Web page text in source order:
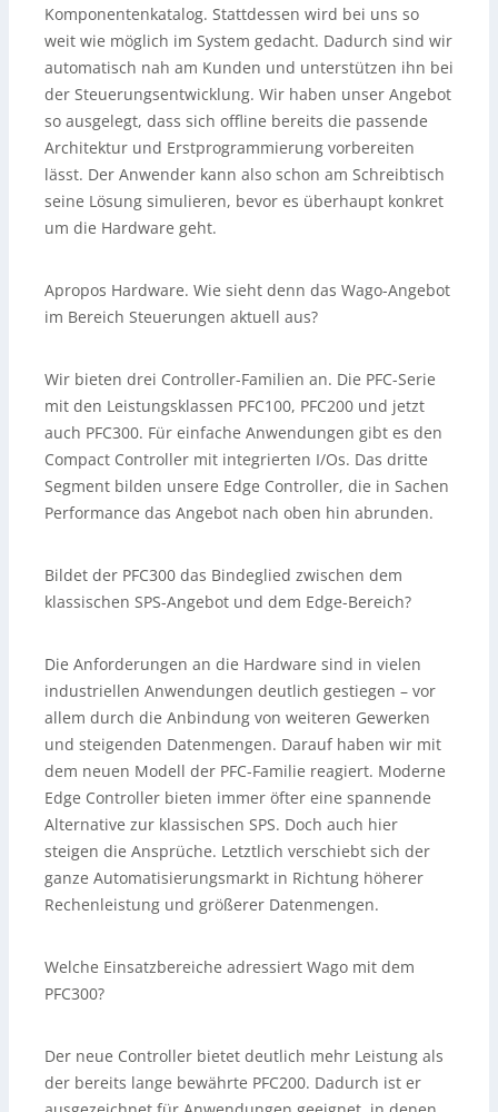
Komponentenkatalog. Stattdessen wird bei uns so
weit wie möglich im System gedacht. Dadurch sind wir
automatisch nah am Kunden und unterstützen ihn bei
der Steuerungsentwicklung. Wir haben unser Angebot
so ausgelegt, dass sich offline bereits die passende
Architektur und Erstprogrammierung vorbereiten
lässt. Der Anwender kann also schon am Schreibtisch
seine Lösung simulieren, bevor es überhaupt konkret
um die Hardware geht.
Apropos Hardware. Wie sieht denn das Wago-Angebot
im Bereich Steuerungen aktuell aus?
Wir bieten drei Controller-Familien an. Die PFC-Serie
mit den Leistungsklassen PFC100, PFC200 und jetzt
auch PFC300. Für einfache Anwendungen gibt es den
Compact Controller mit integrierten I/Os. Das dritte
Segment bilden unsere Edge Controller, die in Sachen
Performance das Angebot nach oben hin abrunden.
Bildet der PFC300 das Bindeglied zwischen dem
klassischen SPS-Angebot und dem Edge-Bereich?
Die Anforderungen an die Hardware sind in vielen
industriellen Anwendungen deutlich gestiegen – vor
allem durch die Anbindung von weiteren Gewerken
und steigenden Datenmengen. Darauf haben wir mit
dem neuen Modell der PFC-Familie reagiert. Moderne
Edge Controller bieten immer öfter eine spannende
Alternative zur klassischen SPS. Doch auch hier
steigen die Ansprüche. Letztlich verschiebt sich der
ganze Automatisierungsmarkt in Richtung höherer
Rechenleistung und größerer Datenmengen.
Welche Einsatzbereiche adressiert Wago mit dem
PFC300?
Der neue Controller bietet deutlich mehr Leistung als
der bereits lange bewährte PFC200. Dadurch ist er